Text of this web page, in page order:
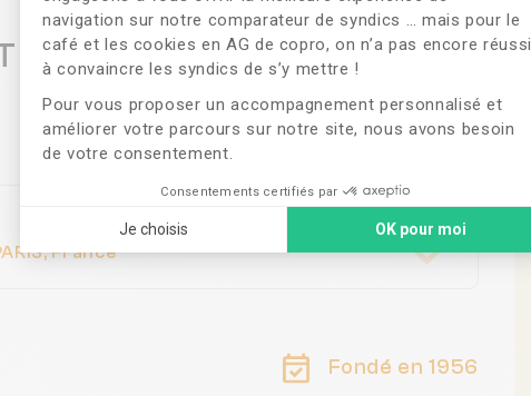
navigation sur notre comparateur de syndics … mais pour le
café et les cookies en AG de copro, on n’a pas encore réussi
à convaincre les syndics de s’y mettre !
Pour vous proposer un accompagnement personnalisé et
améliorer votre parcours sur notre site, nous avons besoin
de votre consentement.
Consentements certifiés par
Je choisis OK pour moi
Axeptio consent
GARDY
France
Fondé en 1956